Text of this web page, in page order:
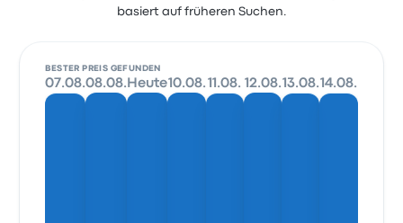
basiert auf früheren Suchen.
BESTER PREIS GEFUNDEN
07.08.08.08. Heute10.08. 11.08. 12.08.13.08.14.08.